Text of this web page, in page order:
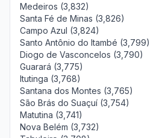
Medeiros (3,832)
Santa Fé de Minas (3,826)
Campo Azul (3,824)
Santo Antônio do Itambé (3,799)
Diogo de Vasconcelos (3,790)
Guarará (3,775)
Itutinga (3,768)
Santana dos Montes (3,765)
São Brás do Suaçuí (3,754)
Matutina (3,741)
Nova Belém (3,732)